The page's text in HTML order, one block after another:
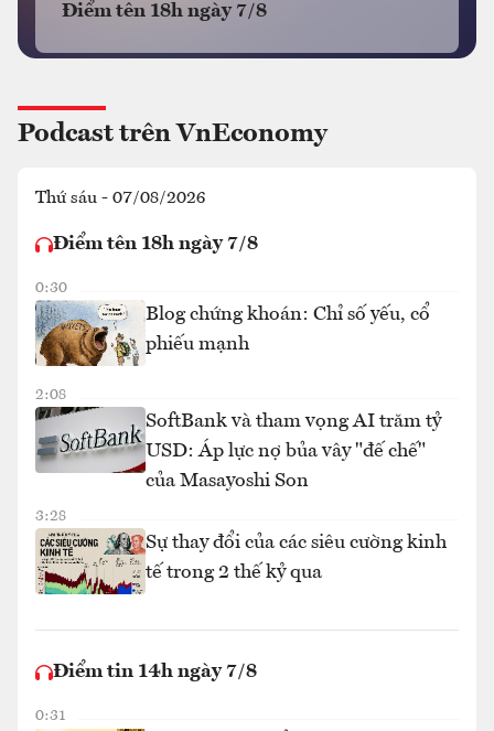
Điểm tên 18h ngày 7/8
Podcast trên VnEconomy
Thứ sáu - 07/08/2026
Điểm tên 18h ngày 7/8
0:30
Blog chứng khoán: Chỉ số yếu, cổ
phiếu mạnh
2:08
SoftBank và tham vọng AI trăm tỷ
USD: Áp lực nợ bủa vây "đế chế"
của Masayoshi Son
3:28
Sự thay đổi của các siêu cường kinh
tế trong 2 thế kỷ qua
Điểm tin 14h ngày 7/8
0:31